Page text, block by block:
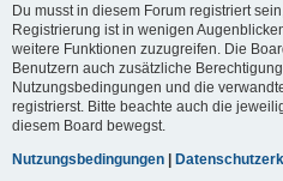
Du musst in diesem Forum registriert
Registrierung ist in wenigen
weitere Funktionen zuzugreifen. Die
Benutzern auch zusätzliche
Nutzungsbedingungen und die
registrierst. Bitte beachte auch die
diesem Board bewegst.
Nutzungsbedingungen |